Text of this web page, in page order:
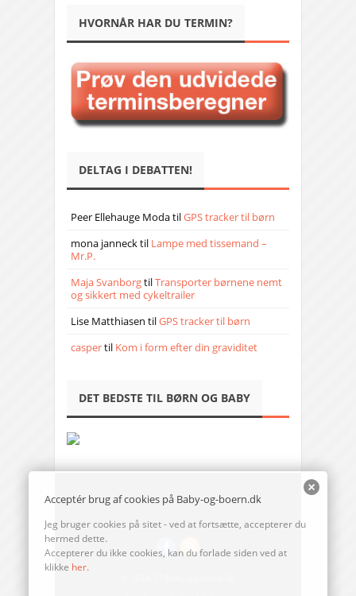
HVORNÅR HAR DU TERMIN?
DELTAG I DEBATTEN!
Peer Ellehauge ModatilGPS tracker til børn
mona jannecktil Lampe med tissemand –
Mr.P.
Maja SvanborgtilTransporter børnene nemt
og sikkert med cykeltrailer
Lise Matthiasen tilGPS tracker til børn
caspertil Kom i form efter din graviditet
DET BEDSTE TIL BØRN OG BABY
Acceptér brug af cookies på Baby-og-boern.dk
Jeg bruger cookies på sitet - ved at fortsætte, accepterer du
hermed dette.
Accepterer du ikke cookies, kan du forlade siden ved at
klikke her.